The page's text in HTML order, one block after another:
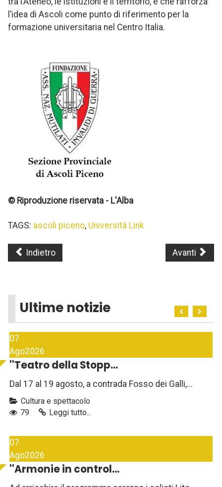
l’idea di Ascoli come punto di riferimento per la
formazione universitaria nel Centro Italia.
© Riproduzione riservata - L'Alba
TAGS: ascoli piceno, Università Link
Indietro Avanti
Ultime notizie
07
Ago2026
''Teatro della Stopp...
Dal 17 al 19 agosto, a contrada Fosso dei Galli,...
Cultura e spettacolo
79
Leggi tutto...
07
Ago2026
''Armonie in control...